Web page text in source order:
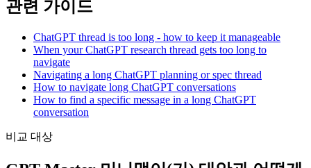
관련 가이드
ChatGPT thread is too long - how to keep it manageable
When your ChatGPT research thread gets too long to
navigate
Navigating a long ChatGPT planning or spec thread
How to navigate long ChatGPT conversations
How to find a specific message in a long ChatGPT
conversation
비교 대상